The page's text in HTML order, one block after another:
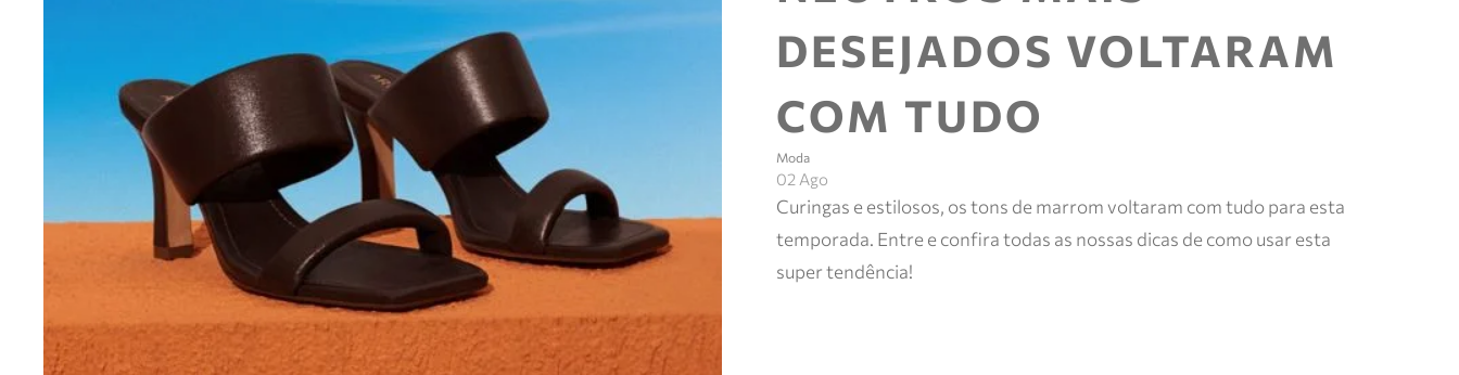
Meus
pedidos
DESEJADOS VOLTARAM
COM TUDO
Moda
02 Ago
Curingas e estilosos, os tons de marrom voltaram com tudo para esta
temporada. Entre e confira todas as nossas dicas de como usar esta
super tendência!